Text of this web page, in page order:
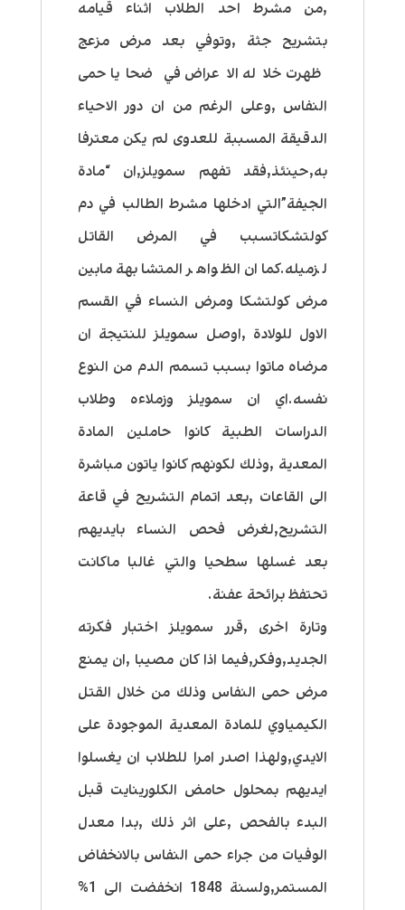
,من مشرط احد الطلاب اثناء قيامه
بتشريح جثة ,وتوفي بعد مرض مزعج
ظهرت خلاله الاعراض في ضحايا حمى
النفاس ,وعلى الرغم من ان دور الاحياء
الدقيقة المسببة للعدوى لم يكن معترفا
به,حينئذ,فقد تفهم سمويلز,ان “مادة
الجيفة”التي ادخلها مشرط الطالب في دم
كولتشكاتسبب في المرض القاتل
لزميله.كما ان الظواهر المتشابهة مابين
مرض كولتشكا ومرض النساء في القسم
الاول للولادة ,اوصل سمويلز للنتيجة ان
مرضاه ماتوا بسبب تسمم الدم من النوع
نفسه.اي ان سمويلز وزملاءه وطلاب
الدراسات الطبية كانوا حاملين المادة
المعدية ,وذلك لكونهم كانوا ياتون مباشرة
الى القاعات ,بعد اتمام التشريح في قاعة
التشريح,لغرض فحص النساء بايديهم
بعد غسلها سطحيا والتي غالبا ماكانت
تحتفظ برائحة عفنة.
وتارة اخرى ,قرر سمويلز اختبار فكرته
الجديد,وفكر,فيما اذا كان مصيبا ,ان يمنع
مرض حمى النفاس وذلك من خلال القتل
الكيمياوي للمادة المعدية الموجودة على
الايدي,ولهذا اصدر امرا للطلاب ان يغسلوا
ايديهم بمحلول حامض الكلورينايت قبل
البدء بالفحص ,على اثر ذلك ,بدا معدل
الوفيات من جراء حمى النفاس بالانخفاض
المستمر,ولسنة 1848 انخفضت الى 1%